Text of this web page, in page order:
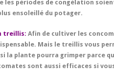
les périodes de congélation
ensoleillé du potager.
treillis: Afin de cultiver les
Mais le treillis vous
la plante pourra grimper parce
sont aussi efficaces si